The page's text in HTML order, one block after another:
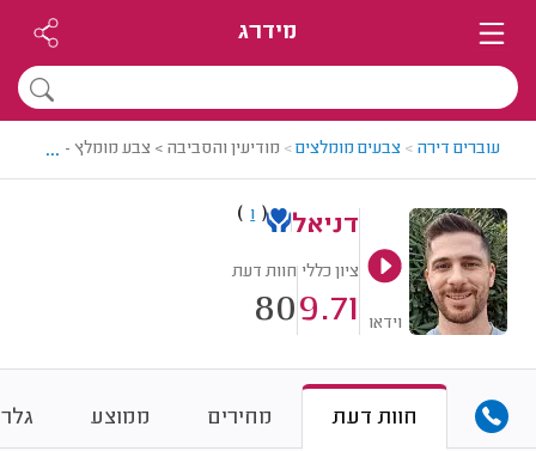
מידרג
עוברים דירה > צבעים מומלצים> מודיעין והסביבה > צבע מומלץ - דניאל
...
וידאו
דניאל (
1
)
ציון כללי
9.71
חוות דעת
80
חוות דעת מחירים ממוצע